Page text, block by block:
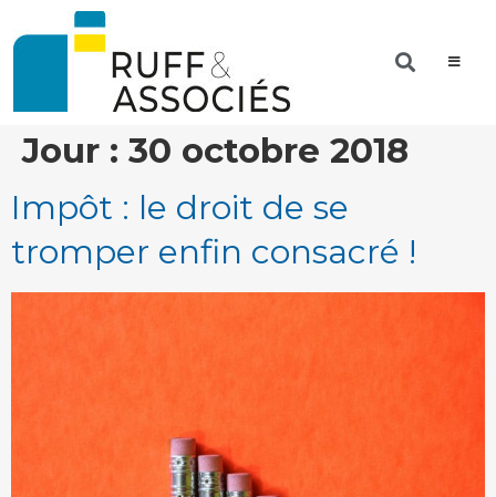
Jour : 30 octobre 2018
Impôt : le droit de se
tromper enfin consacré !